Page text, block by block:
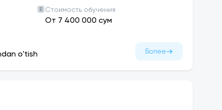
на полезные модели;
конференциях, 45 статей в
учебного года.
Стоимость обучения
От 7 400 000 сум
o'tish Более